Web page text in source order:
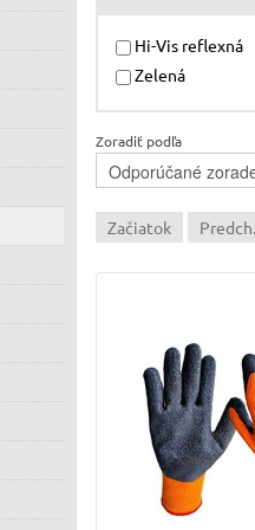
ochranné zateplené
našimi spoľahlivými
Hi-Vis reflexná
Zelená
Zoradiť podľa
Začiatok Predch.